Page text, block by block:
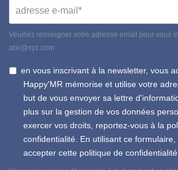
Veuillez renseigner votre adresse email pour vous
abc@xyz.com
en vous inscrivant à la newsletter, vous
Happy'MR mémorise et utilise votre
but de vous envoyer sa lettre
plus sur la gestion de vos données
exercer vos droits, reportez-vous à la
confidentialité. En utilisant ce
accepter cette politique de